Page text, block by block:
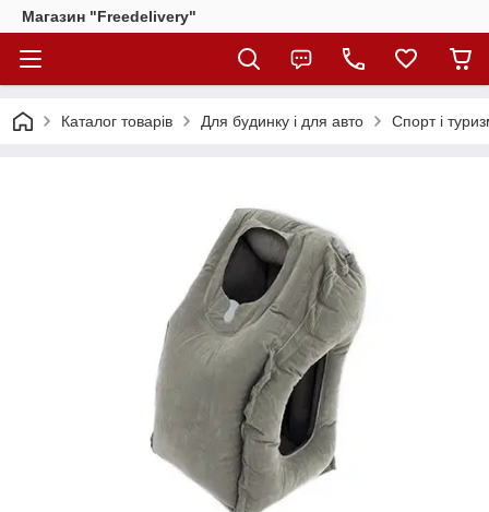
Магазин "Freedelivery"
Каталог товарів Для будинку і для авто Спорт і